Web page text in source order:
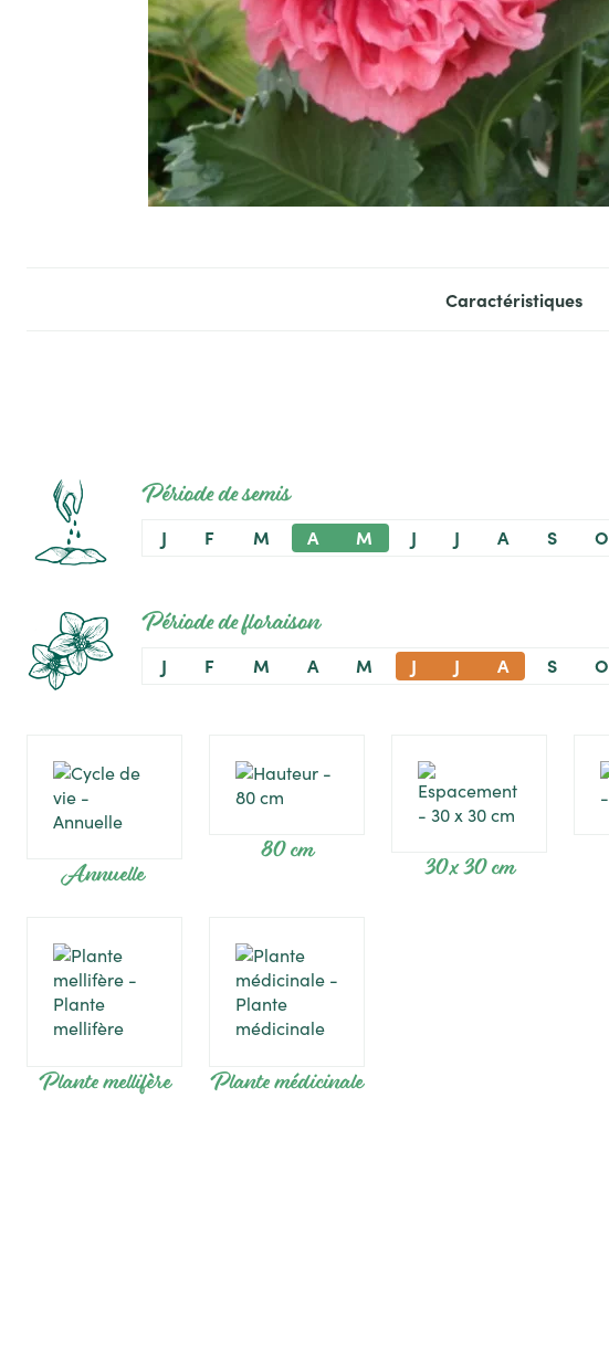
Caractéristiques
Période de semis
J F M A M J J A S O
Période de floraison
J F M A M J J A S O
Annuelle
80 cm
30 x 30 cm
Plante mellifère Plante médicinale